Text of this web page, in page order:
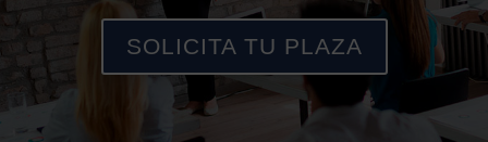
SOLICITA TU PLAZA